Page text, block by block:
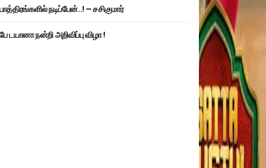
நடிப்பேன்..! – சசிகுமார்
டயானா நன்றி அறிவிப்பு விழா !